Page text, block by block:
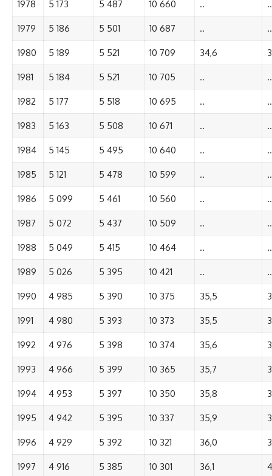
1978 5 173 5 487 10 660 .. ..
1979 5 186 5 501 10 687 .. ..
1980 5 189 5 521 10 709 34,6
1981 5 184 5 521 10 705 .. ..
1982 5 177 5 518 10 695 .. ..
1983 5 163 5 508 10 671 .. ..
1984 5 145 5 495 10 640 .. ..
1985 5 121 5 478 10 599 .. ..
1986 5 099 5 461 10 560 .. ..
1987 5 072 5 437 10 509 .. ..
1988 5 049 5 415 10 464 .. ..
1989 5 026 5 395 10 421 .. ..
1990 4 985 5 390 10 375 35,5
1991 4 980 5 393 10 373 35,5
1992 4 976 5 398 10 374 35,6
1993 4 966 5 399 10 365 35,7
1994 4 953 5 397 10 350 35,8
1995 4 942 5 395 10 337 35,9
1996 4 929 5 392 10 321 36,0
1997 4 916 5 385 10 301 36,1